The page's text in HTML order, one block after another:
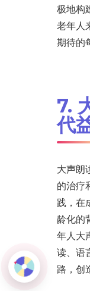
极地构
老年人
期待的
7.
代
大声朗
的治疗
践，在
龄化的
年人大
读、语
路，创